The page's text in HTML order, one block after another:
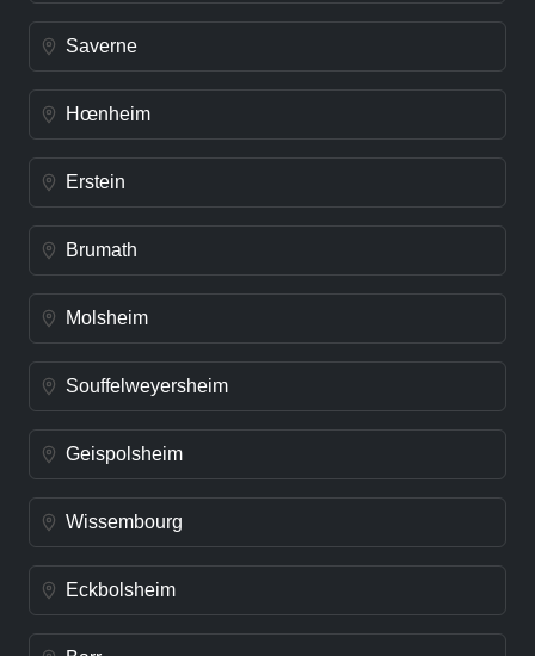
Saverne
Hœnheim
Erstein
Brumath
Molsheim
Souffelweyersheim
Geispolsheim
Wissembourg
Eckbolsheim